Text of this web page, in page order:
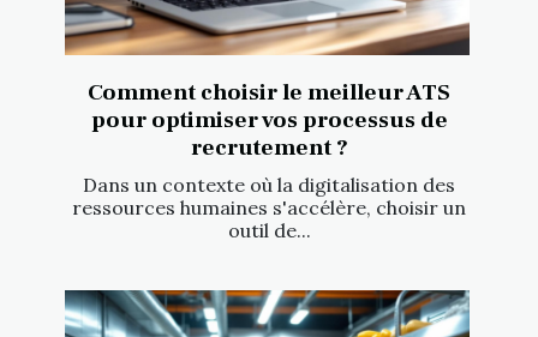
Comment choisir le meilleur ATS
pour optimiser vos processus de
recrutement ?
Dans un contexte où la digitalisation des
ressources humaines s'accélère, choisir un
outil de...